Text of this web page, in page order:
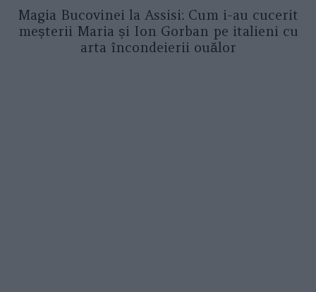
Magia Bucovinei la Assisi: Cum i-au cucerit
meșterii Maria și Ion Gorban pe italieni cu
arta încondeierii ouălor